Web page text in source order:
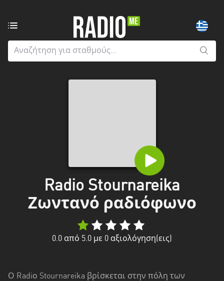
σταθμοί
από:
Αττική
Radio Stournareika
Ζωντανό ραδιόφωνο
0.0 από 5.0 με 0 αξιολόγηση(εις)
Ο Radiο Stournareika βρίσκεται στην πόλη των